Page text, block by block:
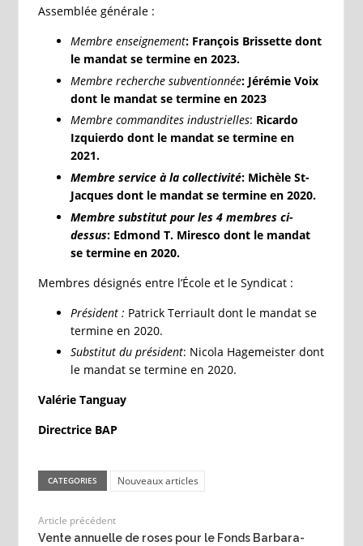
Assemblée générale :
Membre enseignement: François Brissette dont
le mandat se termine en 2023.
Membre recherche subventionnée: Jérémie Voix
dont le mandat se termine en 2023
Membre commandites industrielles: Ricardo
Izquierdo dont le mandat se termine en
2021.
Membre service à la collectivité: Michèle St-
Jacques dont le mandat se termine en 2020.
Membre substitut pour les 4 membres ci-
dessus: Edmond T. Miresco dont le mandat
se termine en 2020.
Membres désignés entre l’École et le Syndicat :
Président : Patrick Terriault dont le mandat se
termine en 2020.
Substitut du président: Nicola Hagemeister dont
le mandat se termine en 2020.
Valérie Tanguay
Directrice BAP
CATEGORIES Nouveaux articles
Article précédent
Vente annuelle de roses pour le Fonds Barbara-